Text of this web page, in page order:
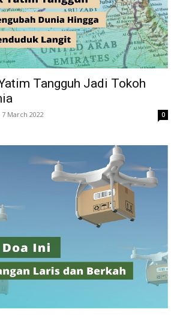
Tangguh Jadi Tokoh
7 March 2022 0